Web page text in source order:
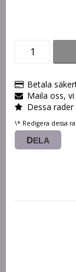
Betala
Maila oss,
Dessa
\* Redigera dessa
DELA